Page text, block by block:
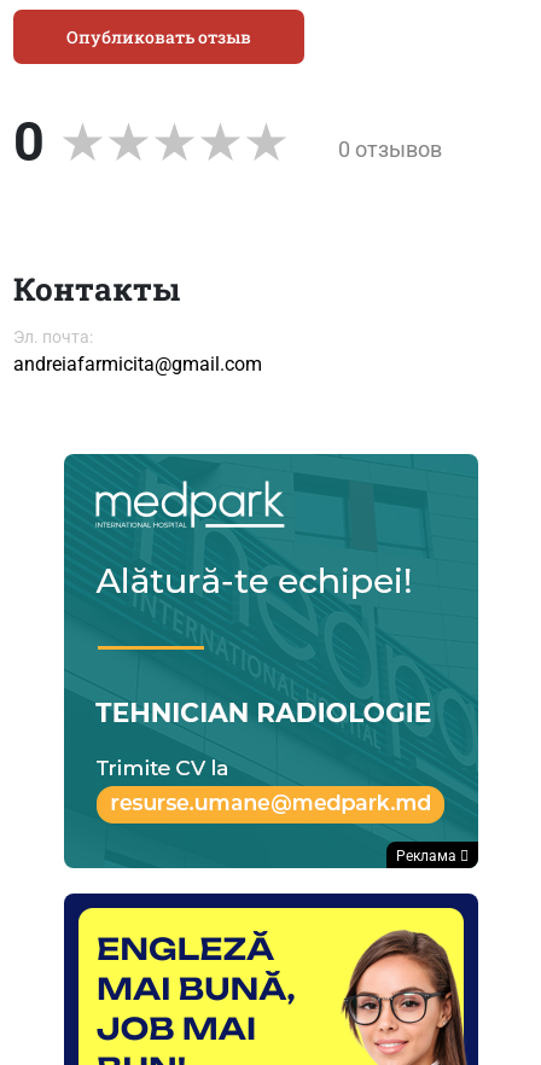
Опубликовать отзыв
0 0 отзывов
Контакты
Эл. почта:
andreiafarmicita@gmail.com
Реклама